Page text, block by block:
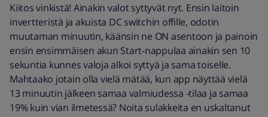
Kiitos vinkistä! Ainakin valot syttyvät nyt. Ensin laitoin
invertteristä ja akuista DC switchin offille, odotin
muutaman minuutin, käänsin ne ON asentoon ja painoin
ensin ensimmäisen akun Start-nappulaa ainakin sen 10
sekuntia kunnes valoja alkoi syttyä ja sama toiselle.
Mahtaako jotain olla vielä mätää, kun app näyttää vielä
13 minuutin jälkeen samaa valmiudessa -tilaa ja samaa
19% kuin vian ilmetessä? Noita sulakkeita en uskaltanut